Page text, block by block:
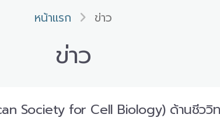
หน้าแรก ข่าว
ข่าว
Society for Cell Biology) ด้านชีววิท